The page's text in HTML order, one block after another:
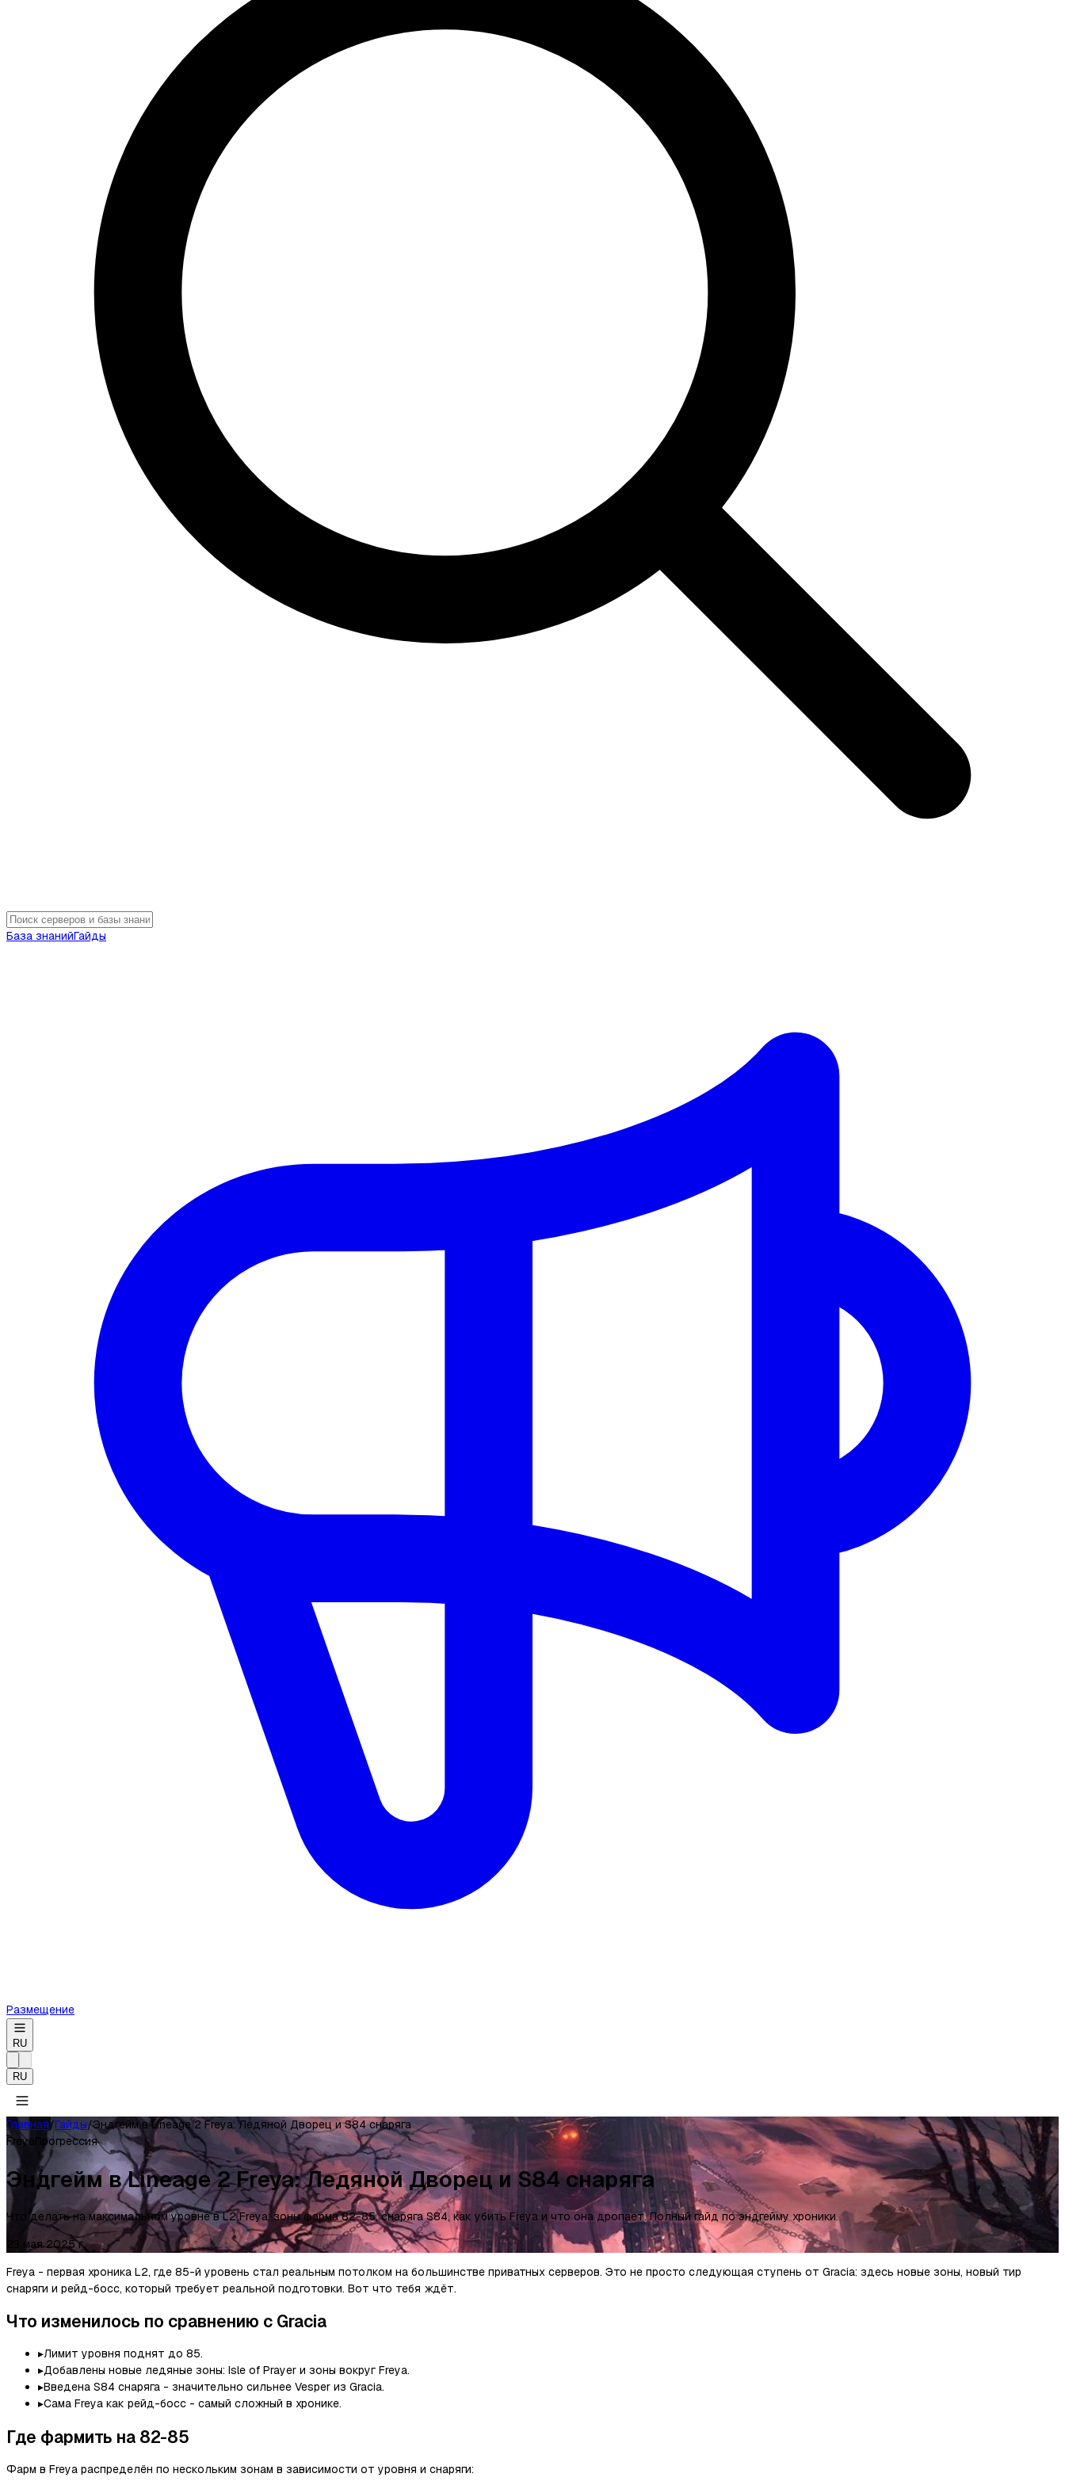
База знанийГайды
Размещение
RU
RU
Главная/Гайды/Эндгейм в Lineage 2 Freya: Ледяной Дворец и S84 снаряга
Freya Прогрессия
Эндгейм в Lineage 2 Freya: Ледяной Дворец и S84 снаряга
Что делать на максимальном уровне в L2 Freya: зоны фарма 82-85, снаряга S84, как убить Freya и что она дропает. Полный гайд по эндгейму хроники.
23 мая 2025 г.
Freya - первая хроника L2, где 85-й уровень стал реальным потолком на большинстве приватных серверов. Это не просто следующая ступень от Gracia: здесь новые зоны, новый тир
снаряги и рейд-босс, который требует реальной подготовки. Вот что тебя ждёт.
Что изменилось по сравнению с Gracia
▸Лимит уровня поднят до 85.
▸Добавлены новые ледяные зоны: Isle of Prayer и зоны вокруг Freya.
▸Введена S84 снаряга - значительно сильнее Vesper из Gracia.
▸Сама Freya как рейд-босс - самый сложный в хронике.
Где фармить на 82-85
Фарм в Freya распределён по нескольким зонам в зависимости от уровня и снаряги: